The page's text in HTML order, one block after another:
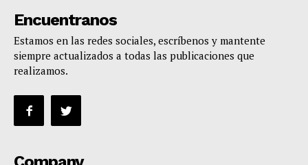
Encuentranos
Estamos en las redes sociales, escríbenos y mantente
siempre actualizados a todas las publicaciones que
realizamos.